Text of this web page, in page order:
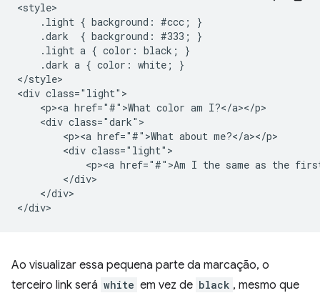
<style>
    .light { background: #ccc; }
    .dark  { background: #333; }
    .light a { color: black; }
    .dark a { color: white; }
</style>
<div class="light">
    <p><a href="#">What color am I?</a></p>
    <div class="dark">
        <p><a href="#">What about me?</a></p>
        <div class="light">
<p><a href="#">Am I the same as the
        </div>
    </div>
Ao visualizar essa pequena parte da marcação, o
terceiro link será white em vez de black , mesmo que